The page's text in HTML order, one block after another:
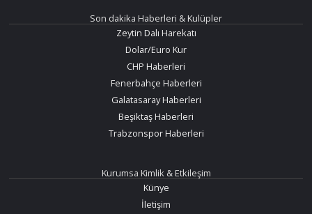
Son dakika Haberleri & Kulüpler
Zeytin Dalı Harekatı
Dolar/Euro Kur
CHP Haberleri
Fenerbahçe Haberleri
Galatasaray Haberleri
Beşiktaş Haberleri
Trabzonspor Haberleri
Kurumsa Kimlik & Etkileşim
Künye
İletişim